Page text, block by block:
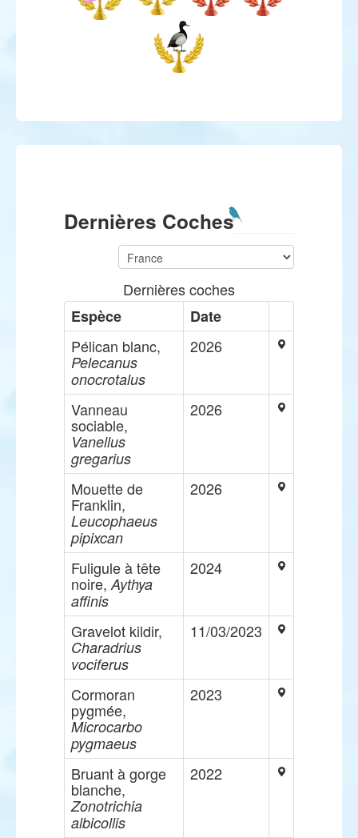
Dernières Coches
Dernières coches
Espèce
Date
Pélican blanc,
Pelecanus
onocrotalus
2026
Vanneau
sociable,
Vanellus
gregarius
2026
Mouette de
Franklin,
Leucophaeus
pipixcan
2026
Fuligule à tête
noire, Aythya
affinis
2024
Gravelot kildir,
Charadrius
vociferus
11/03/2023
Cormoran
pygmée,
Microcarbo
pygmaeus
2023
Bruant à gorge
blanche,
Zonotrichia
albicollis
2022